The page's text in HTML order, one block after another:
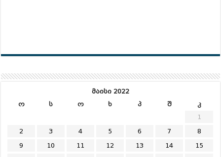
მაისი 2022
ო
ს ო ხ პ შ
კ
1
2
3 4 5 6 7
8
9
10 11 12 13 14
15